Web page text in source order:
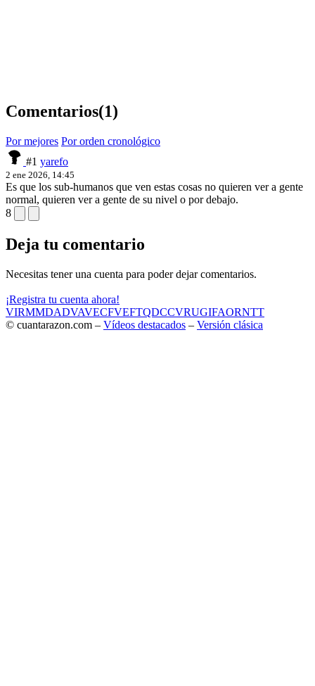
Comentarios(1)
Por mejores Por orden cronológico
#1 yarefo
2 ene 2026, 14:45
Es que los sub-humanos que ven estas cosas no quieren ver a gente
normal, quieren ver a gente de su nivel o por debajo.
8
Deja tu comentario
Necesitas tener una cuenta para poder dejar comentarios.
¡Registra tu cuenta ahora!
VIRMMDADVAVECFVEFTQDCCVRUGIFAORNTT
© cuantarazon.com – Vídeos destacados – Versión clásica